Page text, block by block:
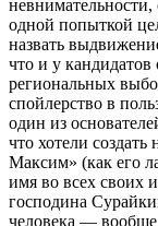
одной попыткой
назвать
что и у
региональных
спойлерство в
один из
что хотели
Максим» (как его
имя во всех своих
господина
человека — вообще